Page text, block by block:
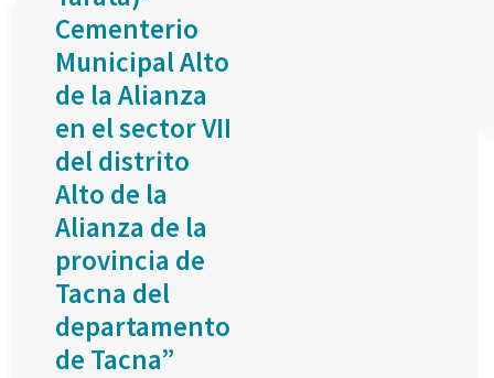
Cementerio
Municipal Alto
de la Alianza
en el sector VII
del distrito
Alto de la
Alianza de la
provincia de
Tacna del
departamento
de Tacna”